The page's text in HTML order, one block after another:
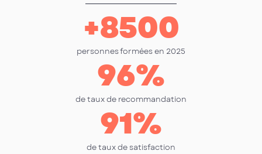
personnes formées en 2025
+8500
de taux de recommandation
96%
de taux de satisfaction
91%